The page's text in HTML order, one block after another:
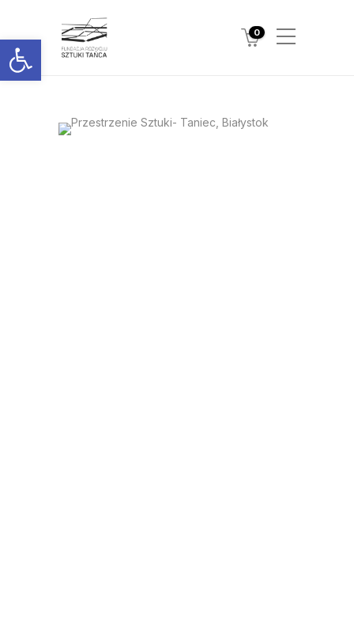
Otwórz pasek narzędzi 0